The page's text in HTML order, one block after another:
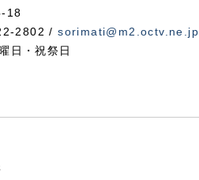
18
2802 /sorimati@m2.octv.ne.jp
日・祝祭日